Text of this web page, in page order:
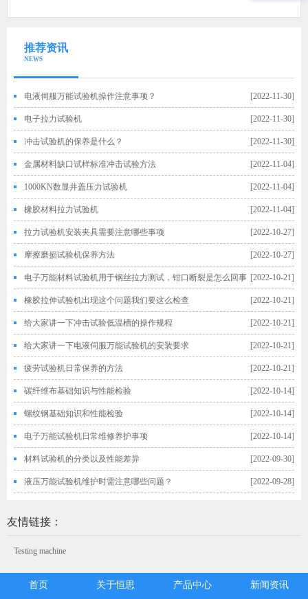
推荐资讯
NEWS
[2022-11-30]
电液伺服万能试验机操作注意事项？
[2022-11-30]
电子拉力试验机
[2022-11-30]
冲击试验机的保养是什么？
[2022-11-04]
金属材料缺口试样标准冲击试验方法
[2022-11-04]
1000KN数显井盖压力试验机
[2022-11-04]
橡胶材料拉力试验机
[2022-10-27]
拉力试验机安装夹具需要注意哪些事项
[2022-10-27]
摩擦磨损试验机保养方法
[2022-10-21]
电子万能材料试验机用于钢丝拉力测试，钳口断裂是怎么回事
[2022-10-21]
橡胶拉伸试验机出现这个问题我们要这么检查
[2022-10-21]
给大家讲一下冲击试验低温槽的操作规程
[2022-10-21]
给大家讲一下电液伺服万能试验机的安装要求
[2022-10-21]
疲劳试验机日常保养的方法
[2022-10-14]
碳纤维布基础知识与性能检验
[2022-10-14]
螺纹钢基础知识和性能检验
[2022-10-14]
电子万能试验机日常维修养护事项
[2022-09-30]
材料试验机的分类以及性能差异
[2022-09-28]
液压万能试验机维护时需注意哪些问题？
友情链接：
Testing machine
首页 关于恒思 产品中心 新闻资讯